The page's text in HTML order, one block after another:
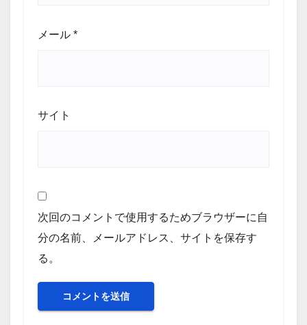
メール *
サイト
次回のコメントで使用するためブラウザーに自
分の名前、メールアドレス、サイトを保存す
る。